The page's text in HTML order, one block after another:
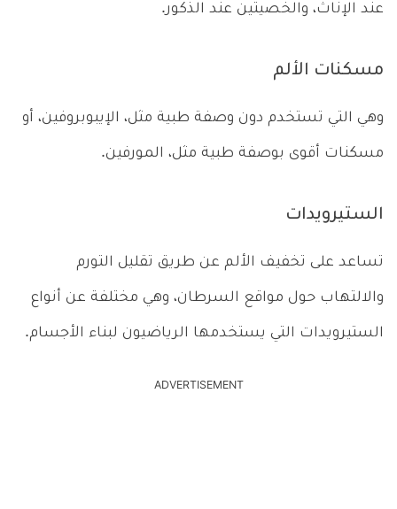
عند الإناث، والخصيتين عند الذكور.
مسكنات الألم
وهي التي تستخدم دون وصفة طبية مثل، الإيبوبروفين، أو
مسكنات أقوى بوصفة طبية مثل، المورفين.
الستيرويدات
تساعد على تخفيف الألم عن طريق تقليل التورم
والالتهاب حول مواقع السرطان، وهي مختلفة عن أنواع
الستيرويدات التي يستخدمها الرياضيون لبناء الأجسام.
ADVERTISEMENT